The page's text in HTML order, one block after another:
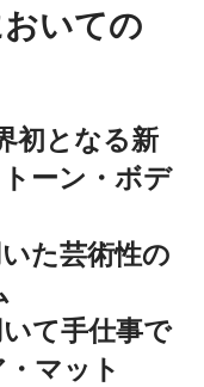
いての
初となる新
ーン・ボデ
た芸術性の
て手仕事で
マット